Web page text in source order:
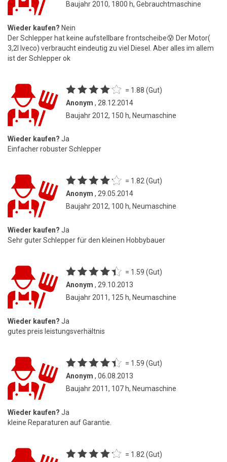
Baujahr 2010, 1800 h, Gebrauchtmaschine
Wieder kaufen? Nein
Der Schlepper hat keine aufstellbare frontscheibe😰 Der Motor(
3,2l Iveco) verbraucht eindeutig zu viel Diesel. Aber alles im allem
ist der Schlepper ok
= 1.88 (Gut)
Anonym , 28.12.2014
Baujahr 2012, 150 h, Neumaschine
Wieder kaufen? Ja
Einfacher robuster Schlepper
= 1.82 (Gut)
Anonym , 29.05.2014
Baujahr 2012, 100 h, Neumaschine
Wieder kaufen? Ja
Sehr guter Schlepper für den kleinen Hobbybauer
= 1.59 (Gut)
Anonym , 29.10.2013
Baujahr 2011, 125 h, Neumaschine
Wieder kaufen? Ja
gutes preis leistungsverhältnis
= 1.59 (Gut)
Anonym , 06.08.2013
Baujahr 2011, 107 h, Neumaschine
Wieder kaufen? Ja
kleine Reparaturen auf Garantie.
= 1.82 (Gut)